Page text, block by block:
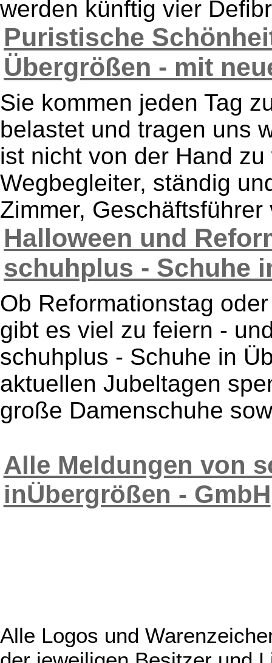
werden künftig vier
Puristische
Übergrößen - mit
Sie kommen jeden Tag
belastet und tragen uns
ist nicht von der Hand
Wegbegleiter, ständig
Zimmer,
Halloween und
schuhplus - Schuhe
Ob Reformationstag
gibt es viel zu feiern -
schuhplus - Schuhe in
aktuellen Jubeltagen
große Damenschuhe
Alle Meldungen von
inÜbergrößen - GmbH
Alle Logos und